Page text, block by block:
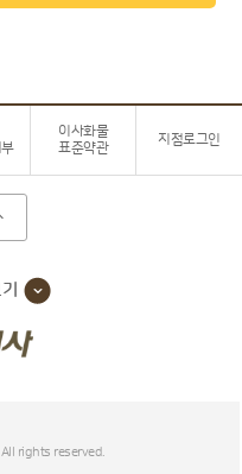
이사화물
표준약관
지점로그인
rights reserved.